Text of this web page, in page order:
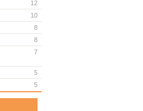
12
10
8
8
7
5
5